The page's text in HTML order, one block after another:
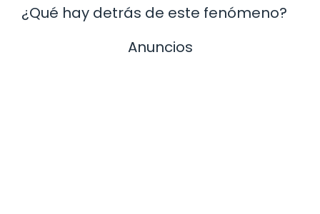
¿Qué hay detrás de este fenómeno?
Anuncios